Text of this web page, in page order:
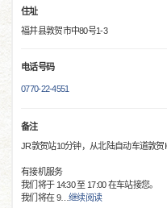
住址
福井县敦贺市中80号1-3
电话号码
0770-22-4551
备注
JR敦贺站10分钟，从北陆自动车道敦
有接机服务
我们将于 14:30 至 17:00 在车站接您。
我们将在 9…继续阅读